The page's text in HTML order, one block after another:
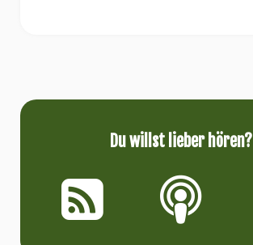
Du willst lieber hören?